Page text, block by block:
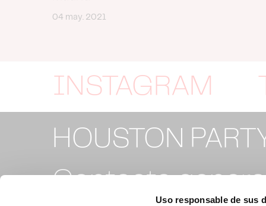
Uso responsable de sus
04 may. 2021
INSTAGRAM
HOUSTON
Contacto